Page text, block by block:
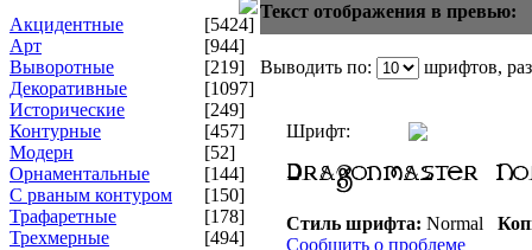
Акцидентные
[5424]
Арт
[944]
Выворотные
[219]
Декоративные
[1097]
Исторические
[249]
Контурные
[457]
Модерн
[52]
Орнаментальные
[144]
С рваным контуром
[150]
Трафаретные
[178]
Трехмерные
[494]
Текст отображения в превью:
Выводить по: шрифтов,
Шрифт:
Стиль шрифта: Normal
Сообщить о проблеме